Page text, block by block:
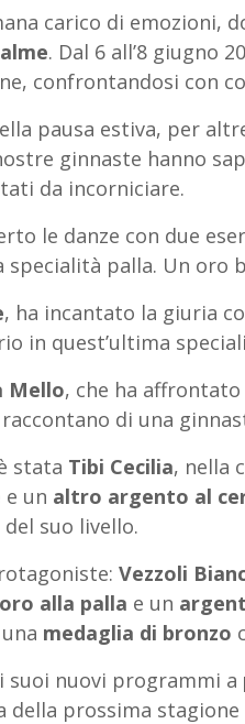
carico di emozioni,
. Dal 6 all’8 giugno
confrontandosi con
pausa estiva, per
ginnaste hanno
da incorniciare.
le danze con due
palla. Un oro
, ha incantato la giuria
quest’ultima
Mello, che ha affrontato
raccontano di una
stata Tibi Cecilia, nella
e un altro argento al
del suo livello.
Vezzoli
oro alla palla e un
medaglia di bronzo
suoi nuovi programmi a
prossima